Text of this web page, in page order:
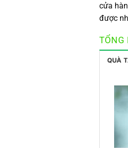
cửa
được
TỔNG
QUÀ